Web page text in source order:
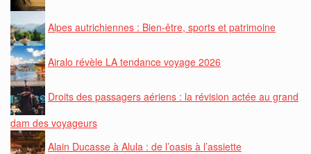
Alpes autrichiennes : Bien-être, sports et patrimoine
Airalo révèle LA tendance voyage 2026
Droits des passagers aériens : la révision actée au grand
dam des voyageurs
Alain Ducasse à Alula : de l’oasis à l’assiette